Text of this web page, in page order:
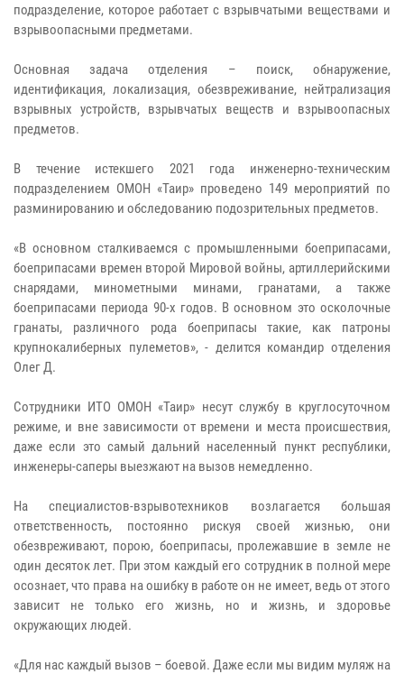
подразделение, которое работает с взрывчатыми веществами и
взрывоопасными предметами.
Основная задача отделения – поиск, обнаружение,
идентификация, локализация, обезвреживание, нейтрализация
взрывных устройств, взрывчатых веществ и взрывоопасных
предметов.
В течение истекшего 2021 года инженерно-техническим
подразделением ОМОН «Таир» проведено 149 мероприятий по
разминированию и обследованию подозрительных предметов.
«В основном сталкиваемся с промышленными боеприпасами,
боеприпасами времен второй Мировой войны, артиллерийскими
снарядами, минометными минами, гранатами, а также
боеприпасами периода 90-х годов. В основном это осколочные
гранаты, различного рода боеприпасы такие, как патроны
крупнокалиберных пулеметов», - делится командир отделения
Олег Д.
Сотрудники ИТО ОМОН «Таир» несут службу в круглосуточном
режиме, и вне зависимости от времени и места происшествия,
даже если это самый дальний населенный пункт республики,
инженеры-саперы выезжают на вызов немедленно.
На специалистов-взрывотехников возлагается большая
ответственность, постоянно рискуя своей жизнью, они
обезвреживают, порою, боеприпасы, пролежавшие в земле не
один десяток лет. При этом каждый его сотрудник в полной мере
осознает, что права на ошибку в работе он не имеет, ведь от этого
зависит не только его жизнь, но и жизнь, и здоровье
окружающих людей.
«Для нас каждый вызов – боевой. Даже если мы видим муляж на